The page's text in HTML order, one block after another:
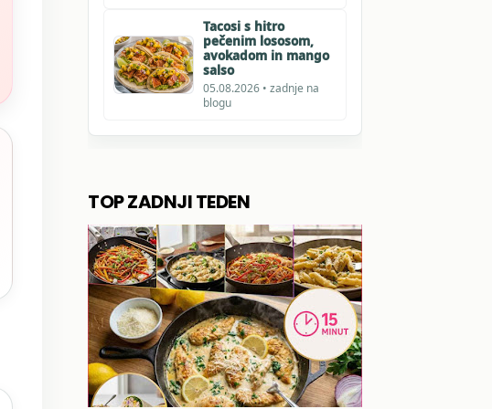
Tacosi s hitro
pečenim lososom,
avokadom in mango
salso
05.08.2026 • zadnje na
blogu
TOP ZADNJI TEDEN